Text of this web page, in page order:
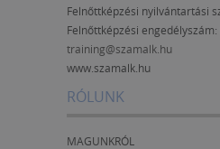
Felnőttképzési nyilvántartási
Felnőttképzési engedélyszám:
training@szamalk.hu
www.szamalk.hu
RÓLUNK
MAGUNKRÓL